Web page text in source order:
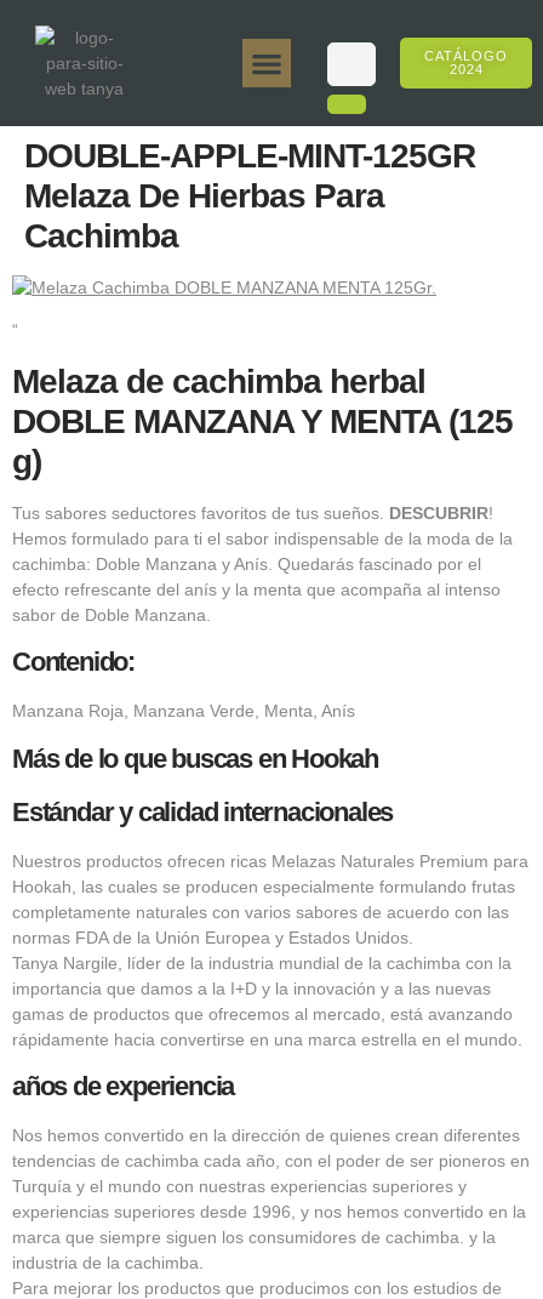
CATÁLOGO
2024
DOUBLE-APPLE-MINT-125GR
Melaza De Hierbas Para
Cachimba
“
Melaza de cachimba herbal
DOBLE MANZANA Y MENTA (125
g)
Tus sabores seductores favoritos de tus sueños. DESCUBRIR!
Hemos formulado para ti el sabor indispensable de la moda de la
cachimba: Doble Manzana y Anís. Quedarás fascinado por el
efecto refrescante del anís y la menta que acompaña al intenso
sabor de Doble Manzana.
Contenido:
Manzana Roja, Manzana Verde, Menta, Anís
Más de lo que buscas en Hookah
Estándar y calidad internacionales
Nuestros productos ofrecen ricas Melazas Naturales Premium para
Hookah, las cuales se producen especialmente formulando frutas
completamente naturales con varios sabores de acuerdo con las
normas FDA de la Unión Europea y Estados Unidos.
Tanya Nargile, líder de la industria mundial de la cachimba con la
importancia que damos a la I+D y la innovación y a las nuevas
gamas de productos que ofrecemos al mercado, está avanzando
rápidamente hacia convertirse en una marca estrella en el mundo.
años de experiencia
Nos hemos convertido en la dirección de quienes crean diferentes
tendencias de cachimba cada año, con el poder de ser pioneros en
Turquía y el mundo con nuestras experiencias superiores y
experiencias superiores desde 1996, y nos hemos convertido en la
marca que siempre siguen los consumidores de cachimba. y la
industria de la cachimba.
Para mejorar los productos que producimos con los estudios de